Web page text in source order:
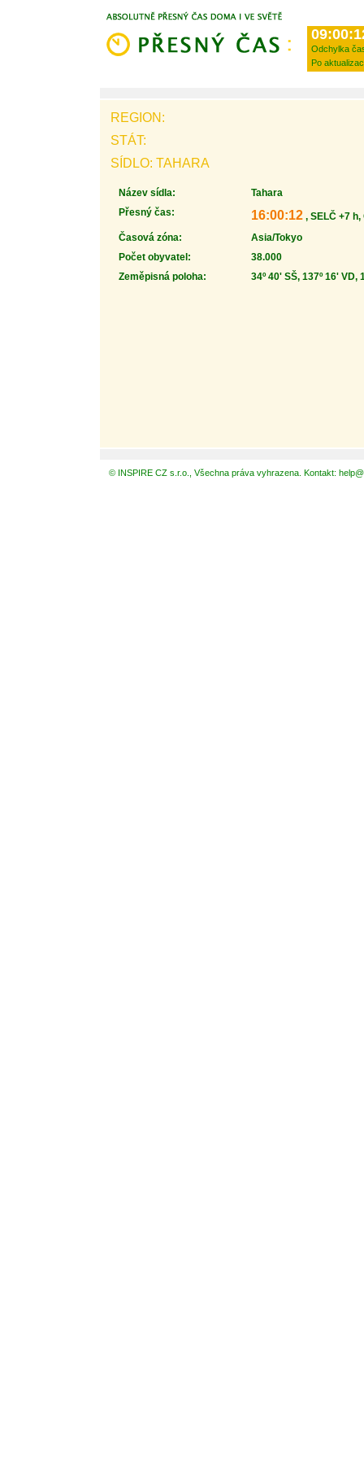
Odchylka
Po
REGION:
STÁT:
SÍDLO: TAHARA
Název sídla:
Tahara
Přesný čas:
16:00:12 , SELČ +7 h,
Časová zóna:
Asia/Tokyo
Počet obyvatel:
38.000
Zeměpisná poloha:
34º 40' SŠ, 137º 16' VD,
© INSPIRE CZ s.r.o., Všechna práva vyhrazena. Kontakt: